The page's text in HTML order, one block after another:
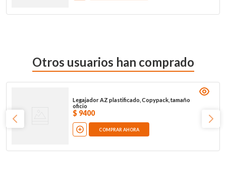
Otros usuarios han comprado
Legajador AZ plastificado, Copypack, tamaño
oficio
$ 9400
COMPRAR AHORA